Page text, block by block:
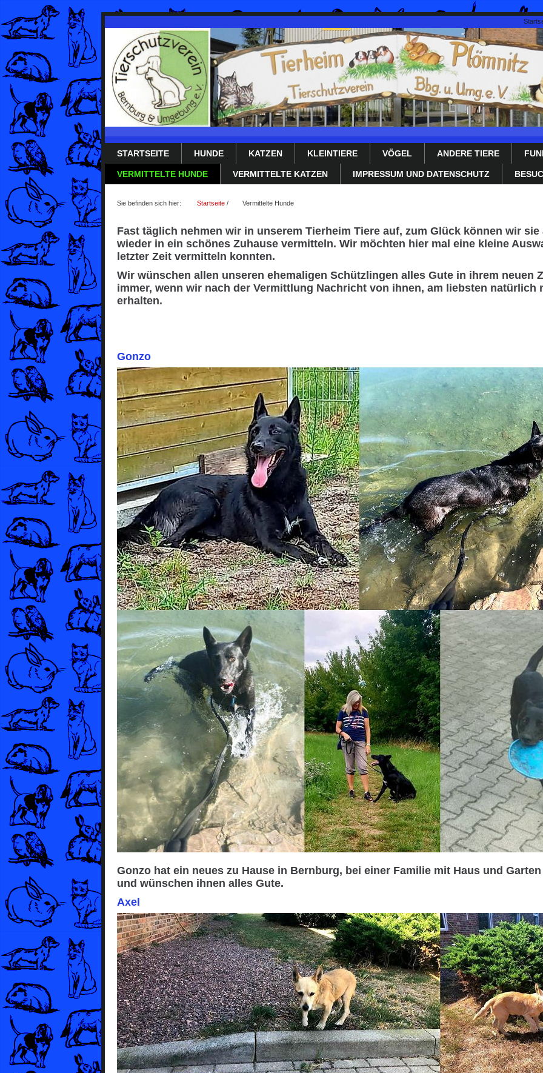
STARTSEITE HUNDE KATZEN KLEINTIERE VÖGEL ANDERE TIERE
VERMITTELTE HUNDE VERMITTELTE KATZEN IMPRESSUM UND DATENSCHUTZ
Sie befinden sich hier: Startseite / Vermittelte Hunde
Fast täglich nehmen wir in unserem Tierheim Tiere auf, zum Glück können wir
wieder in ein schönes Zuhause vermitteln. Wir möchten hier mal eine kleine
letzter Zeit vermitteln konnten.
Wir wünschen allen unseren ehemaligen Schützlingen alles Gute in ihrem neuen
immer, wenn wir nach der Vermittlung Nachricht von ihnen, am liebsten natürlich
erhalten.
Gonzo
Gonzo hat ein neues zu Hause in Bernburg, bei einer Familie mit Haus und
und wünschen ihnen alles Gute.
Axel